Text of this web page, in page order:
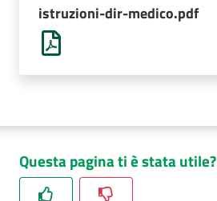
AUSL
Comunica
istruzioni-dir-medico.pdf
Questa pagina ti è stata utile?